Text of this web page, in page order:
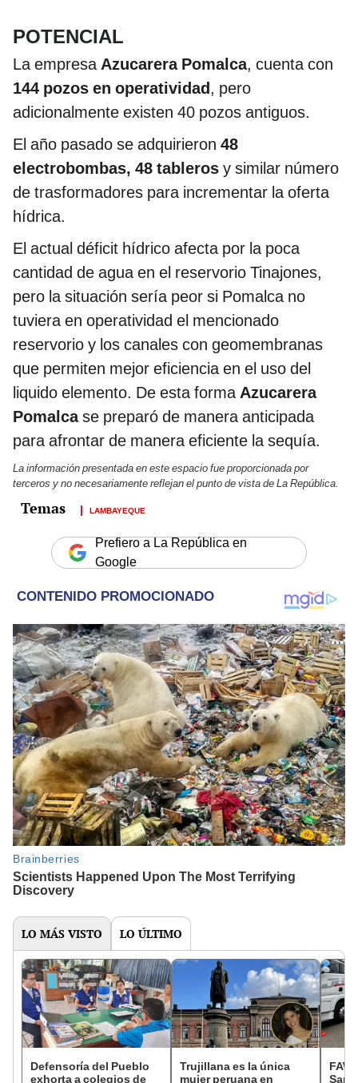
POTENCIAL
La empresaAzucarera Pomalca, cuenta con
144 pozos en operatividad, pero
adicionalmente existen 40 pozos antiguos.
El año pasado se adquirieron 48
electrobombas, 48 tableros y similar número
de trasformadores para incrementar la oferta
hídrica.
El actual déficit hídrico afecta por la poca
cantidad de agua en el reservorio Tinajones,
pero la situación sería peor si Pomalca no
tuviera en operatividad el mencionado
reservorio y los canales con geomembranas
que permiten mejor eficiencia en el uso del
liquido elemento. De esta formaAzucarera
Pomalcase preparó de manera anticipada
para afrontar de manera eficiente la sequía.
La información presentada en este espacio fue proporcionada por
terceros y no necesariamente reflejan el punto de vista de La República.
LAMBAYEQUE
Prefiero a La República en
Google
LO MÁS VISTO LO ÚLTIMO
Defensoría del Pueblo
exhorta a colegios de
Trujillana es la única
mujer peruana en
San